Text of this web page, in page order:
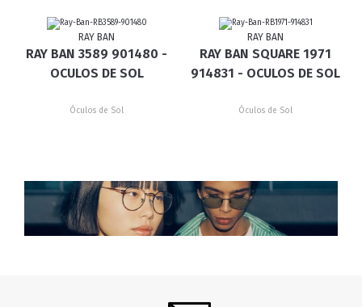
RAY BAN
RAY BAN 3589 901480 -
OCULOS DE SOL
Óculos de Sol
RAY BAN
RAY BAN SQUARE 1971
914831 - OCULOS DE SOL
Óculos de Sol